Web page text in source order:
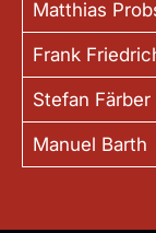
Matthias
Frank
Stefan Färber
Manuel Barth